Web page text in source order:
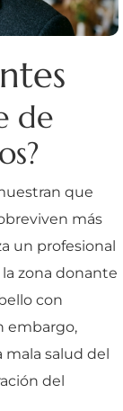
de
que
más
un profesional
la zona donante
con
embargo,
mala salud del
del